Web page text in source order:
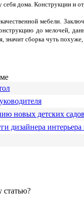
себя дома. Конструкции и
мебели.
до мелочей,
значит сборка чуть
новых детских садов
дизайнера
статью?